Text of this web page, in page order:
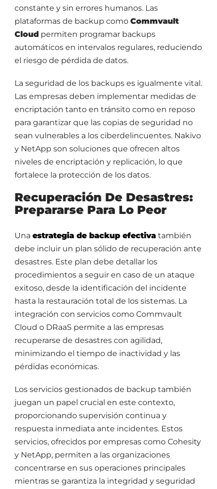
constante y sin errores humanos. Las
plataformas de backup como Commvault
Cloudpermiten programar backups
automáticos en intervalos regulares, reduciendo
el riesgo de pérdida de datos.
La seguridad de los backups es igualmente vital.
Las empresas deben implementar medidas de
encriptación tanto en tránsito como en reposo
para garantizar que las copias de seguridad no
sean vulnerables a los ciberdelincuentes. Nakivo
y NetApp son soluciones que ofrecen altos
niveles de encriptación y replicación, lo que
fortalece la protección de los datos.
Recuperación De Desastres:
Prepararse Para Lo Peor
Una estrategia de backup efectivatambién
debe incluir un plan sólido de recuperación ante
desastres. Este plan debe detallar los
procedimientos a seguir en caso de un ataque
exitoso, desde la identificación del incidente
hasta la restauración total de los sistemas. La
integración con servicios como Commvault
Cloud o DRaaS permite a las empresas
recuperarse de desastres con agilidad,
minimizando el tiempo de inactividad y las
pérdidas económicas.
Los servicios gestionados de backup también
juegan un papel crucial en este contexto,
proporcionando supervisión continua y
respuesta inmediata ante incidentes. Estos
servicios, ofrecidos por empresas como Cohesity
y NetApp, permiten a las organizaciones
concentrarse en sus operaciones principales
mientras se garantiza la integridad y seguridad